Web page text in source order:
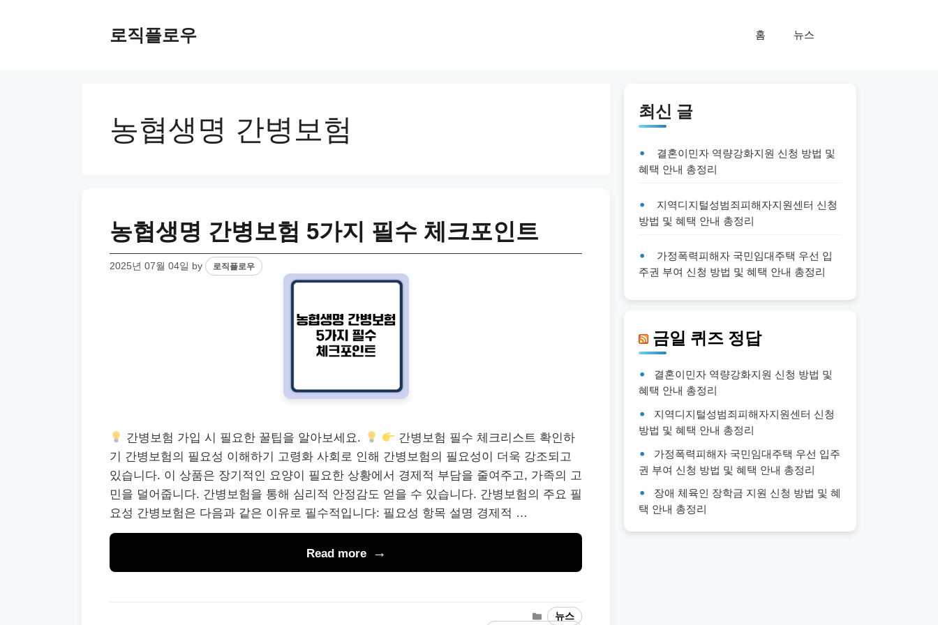
로직플로우 홈 뉴스
농협생명 간병보험
농협생명 간병보험 5가지 필수 체크포인트
2025년 07월 04일 by 로직플로우
간병보험 가입 시 필요한 꿀팁을 알아보세요.
간병보험 필수 체크리스트 확인하
기 간병보험의 필요성 이해하기 고령화 사회로 인해 간병보험의 필요성이 더욱 강조되고
있습니다. 이 상품은 장기적인 요양이 필요한 상황에서 경제적 부담을 줄여주고, 가족의 고
민을 덜어줍니다. 간병보험을 통해 심리적 안정감도 얻을 수 있습니다. 간병보험의 주요 필
요성 간병보험은 다음과 같은 이유로 필수적입니다: 필요성 항목 설명 경제적 …
Read more
Categories
뉴스
최신 글
결혼이민자 역량강화지원 신청 방법 및
혜택 안내 총정리
지역디지털성범죄피해자지원센터 신청
방법 및 혜택 안내 총정리
가정폭력피해자 국민임대주택 우선 입
주권 부여 신청 방법 및 혜택 안내 총정리
금일 퀴즈 정답
결혼이민자 역량강화지원 신청 방법 및
혜택 안내 총정리
지역디지털성범죄피해자지원센터 신청
방법 및 혜택 안내 총정리
가정폭력피해자 국민임대주택 우선 입주
권 부여 신청 방법 및 혜택 안내 총정리
장애 체육인 장학금 지원 신청 방법 및 혜
택 안내 총정리